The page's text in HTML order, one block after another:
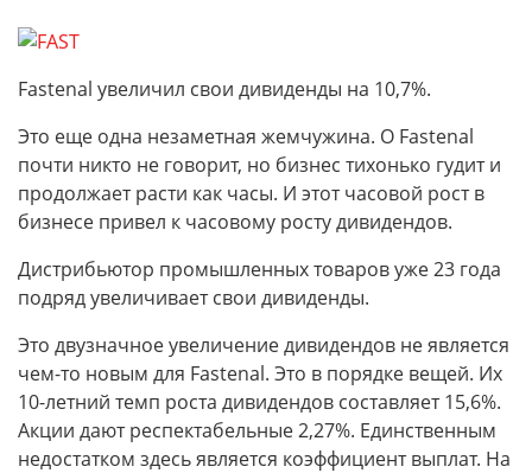
Fastenal увеличил свои дивиденды на 10,7%.
Это еще одна незаметная жемчужина. О Fastenal
почти никто не говорит, но бизнес тихонько гудит и
продолжает расти как часы. И этот часовой рост в
бизнесе привел к часовому росту дивидендов.
Дистрибьютор промышленных товаров уже 23 года
подряд увеличивает свои дивиденды.
Это двузначное увеличение дивидендов не является
чем-то новым для Fastenal. Это в порядке вещей. Их
10-летний темп роста дивидендов составляет 15,6%.
Акции дают респектабельные 2,27%. Единственным
недостатком здесь является коэффициент выплат. На